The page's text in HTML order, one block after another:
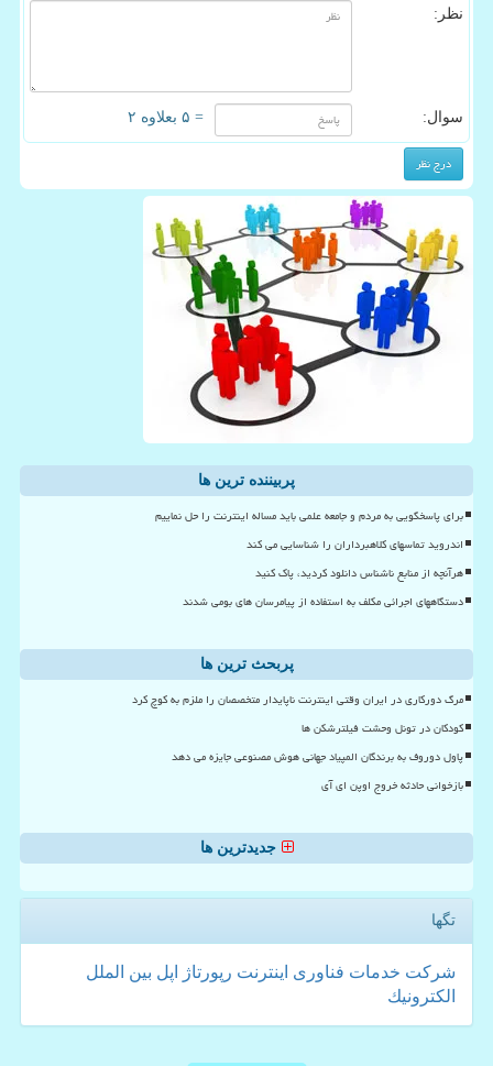
نظر:
سوال: = ۵ بعلاوه ۲
پربیننده ترین ها
برای پاسخگویی به مردم و جامعه علمی باید مساله اینترنت را حل نماییم
اندروید تماسهای کلاهبرداران را شناسایی می کند
هرآنچه از منابع ناشناس دانلود کردید، پاک کنید
دستگاههای اجرائی مکلف به استفاده از پیامرسان های بومی شدند
پربحث ترین ها
مرگ دورکاری در ایران وقتی اینترنت ناپایدار متخصصان را ملزم به کوچ کرد
کودکان در تونل وحشت فیلترشکن ها
پاول دوروف به برندگان المپیاد جهانی هوش مصنوعی جایزه می دهد
بازخوانی حادثه خروج اوپن ای آی
جدیدترین ها
تگها
شركت خدمات فناوری اینترنت رپورتاژ اپل بین الملل
الكترونیك